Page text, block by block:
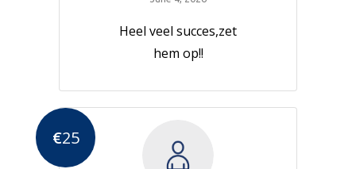
Heel veel succes,zet
hem op!!
€25